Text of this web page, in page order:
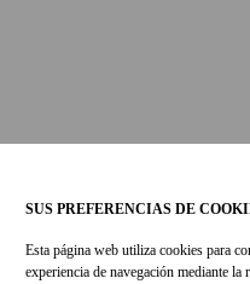
SUS PREFERENCIAS DE
Esta página web utiliza cookies para
experiencia de navegación mediante